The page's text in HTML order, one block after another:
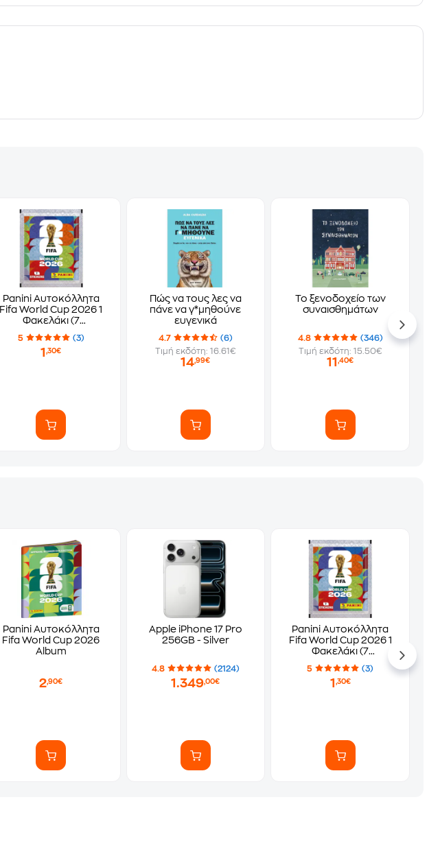
Panini Αυτοκόλλητα
Fifa World Cup 2026 1
Φακελάκι (7
Αυτοκόλλητα)
5 (3)
1,30€
Πώς να τους λες να
πάνε να γ*μηθούνε
ευγενικά
4.7
(6)
Τιμή εκδότη: 16.61€
14,99€
Το ξενοδοχείο των
συναισθημάτων
4.8
(346)
Τιμή εκδότη: 15.50€
11,40€
Panini Αυτοκόλλητα
Fifa World Cup 2026
Album
2,90€
Apple iPhone 17 Pro
256GB - Silver
4.8 (2124)
1.349,00€
Panini Αυτοκόλλητα
Fifa World Cup 2026 1
Φακελάκι (7
Αυτοκόλλητα)
5 (3)
1 ,30€